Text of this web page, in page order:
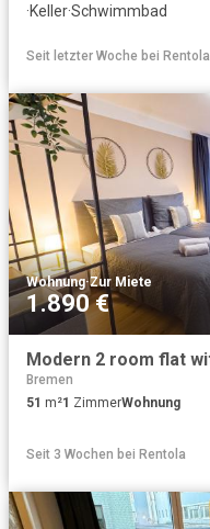
·Keller·Schwimmbad
Seit letzter Woche bei Rentola
Wohnung·Zur Miete
1.890 €
Bremen
51 m²1 ZimmerWohnung
Seit 3 Wochen bei Rentola